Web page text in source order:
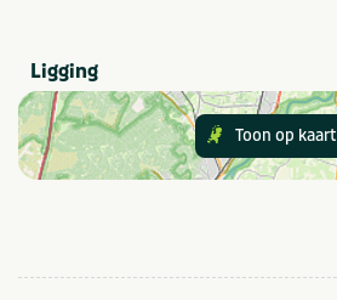
Ligging
Toon op kaart